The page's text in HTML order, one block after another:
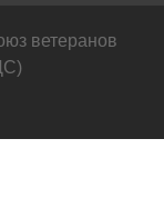
ветеранов